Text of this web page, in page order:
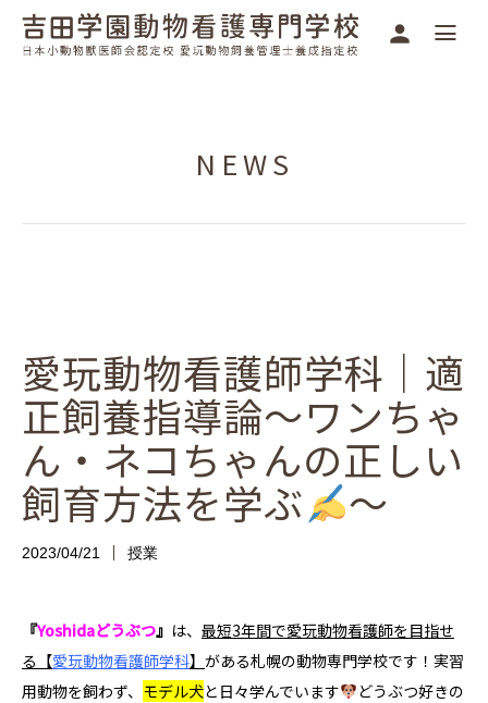
NEWS
愛玩動物看護師学科｜適
正飼養指導論～ワンちゃ
ん・ネコちゃんの正しい
飼育方法を学ぶ ～
2023/04/21 授業
『Yoshidaどうぶつ』 は、 最短3年間で愛玩動物看護師を目指せ
る 【愛玩動物看護師学科】 がある札幌の動物専門学校です！実習
用動物を飼わず、 モデル犬と日々学んでいます
どうぶつ好きの